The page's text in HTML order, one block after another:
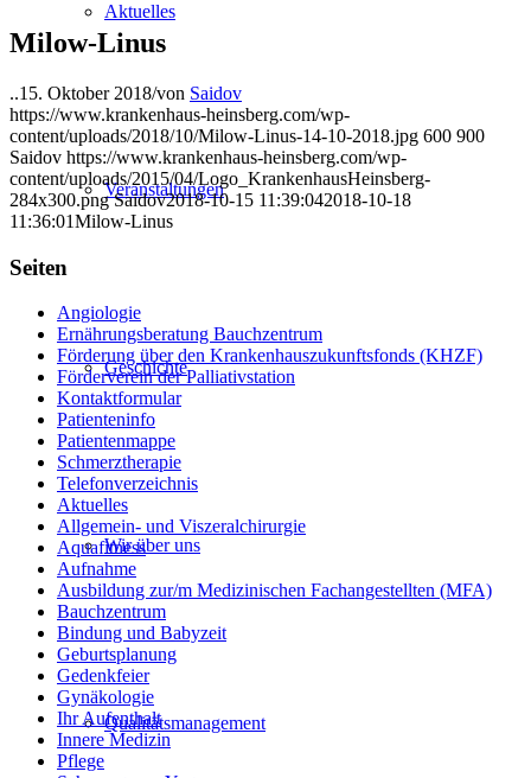
Aktuelles
Veranstaltungen
Geschichte
Wir über uns
Qualitätsmanagement
Milow-Linus
..15. Oktober 2018/von Saidov
https://www.krankenhaus-heinsberg.com/wp-
content/uploads/2018/10/Milow-Linus-14-10-2018.jpg 600 900
Saidov https://www.krankenhaus-heinsberg.com/wp-
content/uploads/2015/04/Logo_KrankenhausHeinsberg-
284x300.png Saidov2018-10-15 11:39:042018-10-18
11:36:01Milow-Linus
Seiten
Angiologie
Ernährungsberatung Bauchzentrum
Förderung über den Krankenhauszukunftsfonds (KHZF)
Förderverein der Palliativstation
Kontaktformular
Patienteninfo
Patientenmappe
Schmerztherapie
Telefonverzeichnis
Aktuelles
Allgemein- und Viszeralchirurgie
Aquafitness
Aufnahme
Ausbildung zur/m Medizinischen Fachangestellten (MFA)
Bauchzentrum
Bindung und Babyzeit
Geburtsplanung
Gedenkfeier
Gynäkologie
Ihr Aufenthalt
Innere Medizin
Pflege